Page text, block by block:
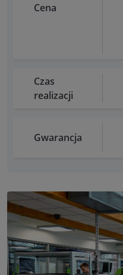
Cena
Czas
realizacji
Gwarancja